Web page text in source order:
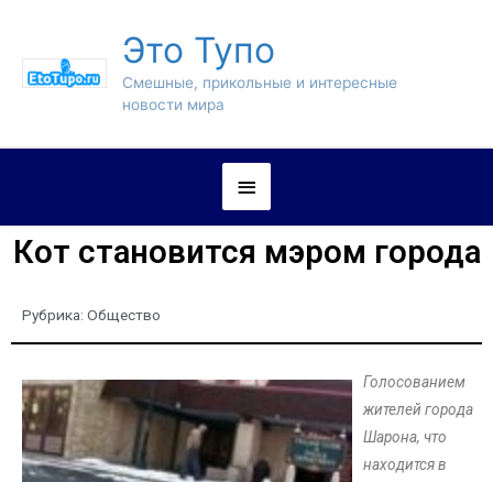
Это Тупо
Смешные, прикольные и интересные
новости мира
Кот становится мэром города
Рубрика: Общество
Голосованием
жителей города
Шарона, что
находится в